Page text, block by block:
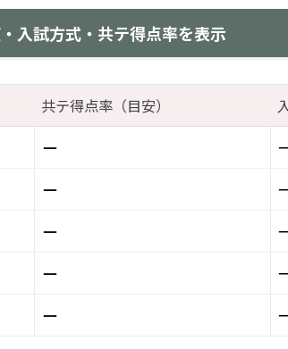
入試方式・共テ得点率を表示
共テ得点率（目安）
ー
ー
ー
ー
ー